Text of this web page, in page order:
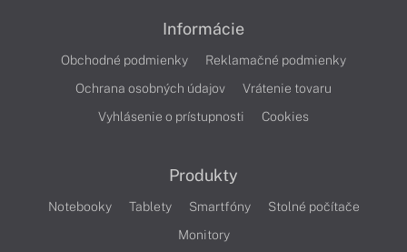
Informácie
Obchodné podmienky
Reklamačné podmienky
Ochrana osobných údajov
Vrátenie tovaru
Vyhlásenie o prístupnosti
Cookies
Produkty
Notebooky Tablety Smartfóny
Stolné počítače
Monitory